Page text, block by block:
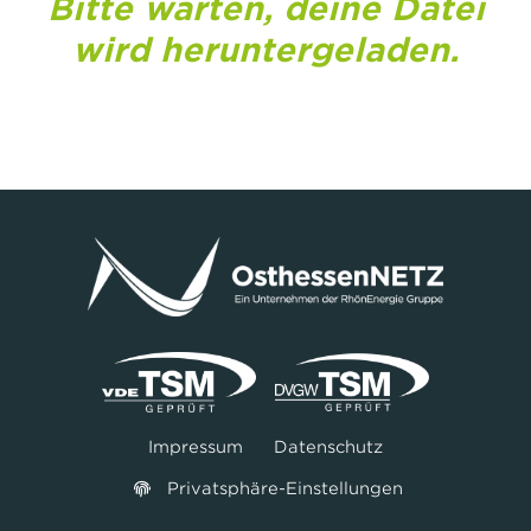
Bitte warten, deine Datei
wird heruntergeladen.
Impressum Datenschutz
Privatsphäre-Einstellungen